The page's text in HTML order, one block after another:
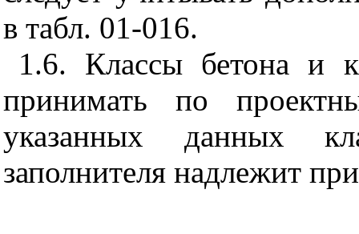
в табл. 01-016.
1.6. Классы бетона и
принимать по
указанных данных
заполнителя надлежит